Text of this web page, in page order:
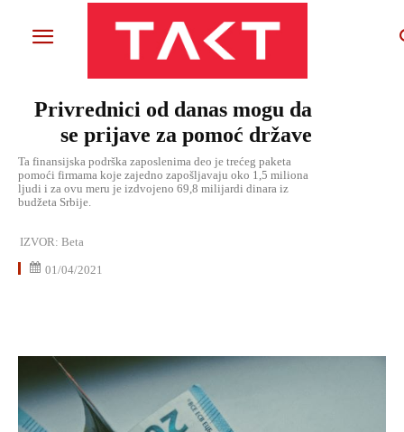
Privrednici od danas mogu da
se prijave za pomoć države
Ta finansijska podrška zaposlenima deo je trećeg paketa
pomoći firmama koje zajedno zapošljavaju oko 1,5 miliona
ljudi i za ovu meru je izdvojeno 69,8 milijardi dinara iz
budžeta Srbije.
IZVOR: Beta
01/04/2021